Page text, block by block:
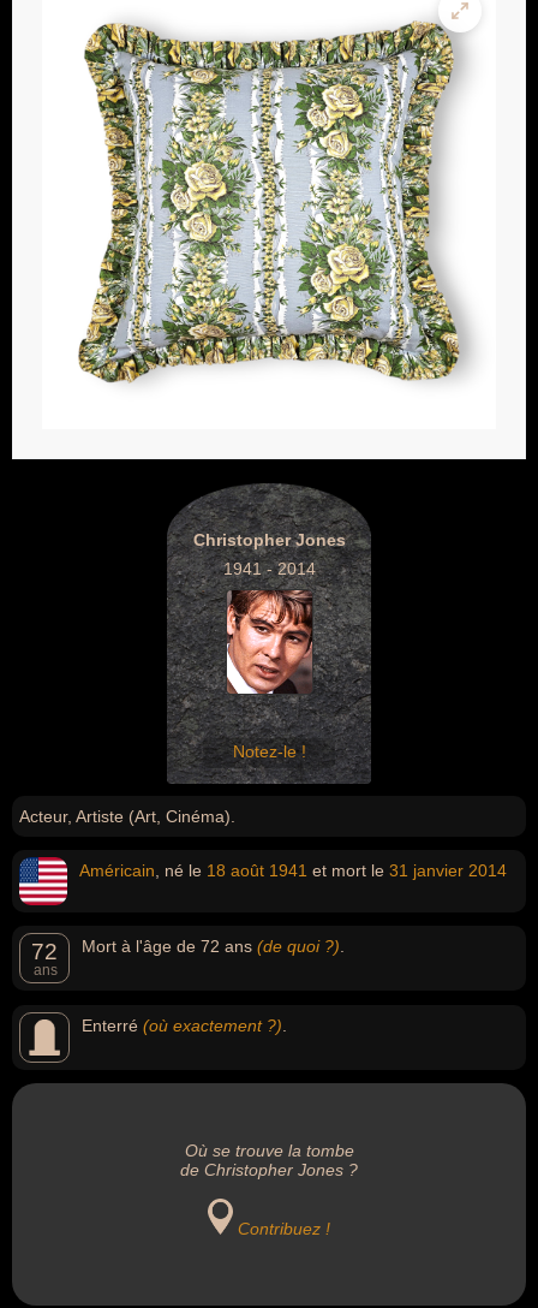
Christopher Jones
1941 - 2014
Notez-le !
Acteur, Artiste (Art, Cinéma).
Américain , né le 18 août 1941 et mort le 31 janvier 2014
72
ans
Mort à l'âge de 72 ans (de quoi ?)
Enterré (où exactement ?)
Où se trouve la tombe
de Christopher Jones ?
Contribuez !